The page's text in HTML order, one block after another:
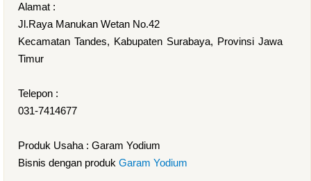
Alamat :
Jl.Raya Manukan Wetan No.42
Kecamatan Tandes, Kabupaten Surabaya, Provinsi Jawa
Timur
Telepon :
031-7414677
Produk Usaha : Garam Yodium
Bisnis dengan produk Garam Yodium